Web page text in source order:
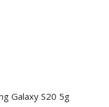
Galaxy S20 5g